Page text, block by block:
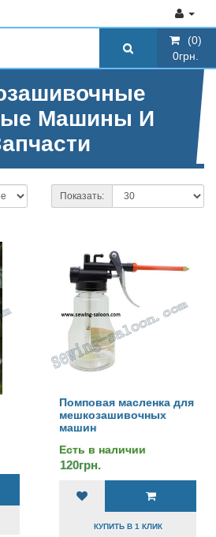
(0)
0грн.
Машины И
Показать:
Помповая масленка для
мешкозашивочных
машин
Есть в наличии
120грн.
КУПИТЬ В 1 КЛИК